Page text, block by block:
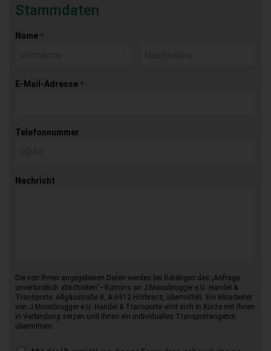
Stammdaten
Name *
E-Mail-Adresse *
Telefonnummer
Nachricht
Die von Ihnen angegebenen Daten werden bei Betätigen des „Anfrage
unverbindlich abschicken“–Buttons an J.Moosbrugger e.U. Handel &
Transporte, Allgäustraße 8, A-6912 Hörbranz, übermittelt. Ein Mitarbeiter
von J.Moosbrugger e.U. Handel & Transporte wird sich in Kürze mit Ihnen
in Verbindung setzen und Ihnen ein individuelles Transportangebot
übermitteln.